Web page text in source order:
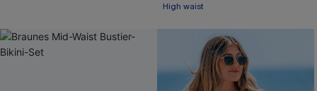
High waist